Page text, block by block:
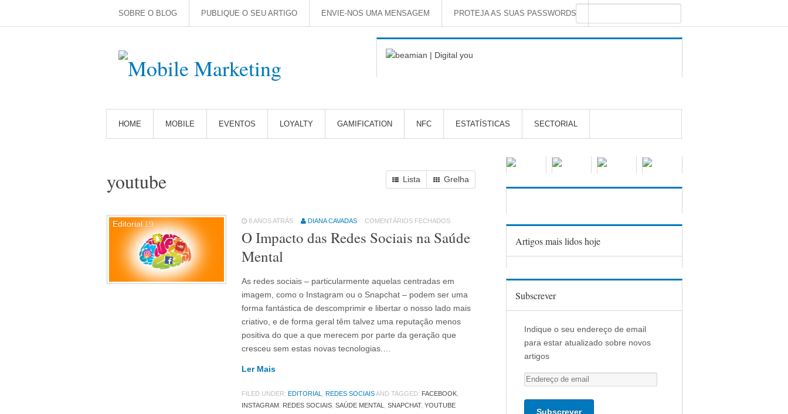
SOBRE O BLOG PUBLIQUE O SEU ARTIGO ENVIE-NOS UMA MENSAGEM PROTEJA AS SUAS PASSWORDS
HOME MOBILE EVENTOS LOYALTY GAMIFICATION NFC ESTATÍSTICAS SECTORIAL
youtube Lista Grelha
Editorial19 8 ANOS ATRÁS DIANA CAVADAS COMENTÁRIOS FECHADOS
O Impacto das Redes Sociais na Saúde
Mental
As redes sociais – particularmente aquelas centradas em
imagem, como o Instagram ou o Snapchat – podem ser uma
forma fantástica de descomprimir e libertar o nosso lado mais
criativo, e de forma geral têm talvez uma reputação menos
positiva do que a que merecem por parte da geração que
cresceu sem estas novas tecnologias.…
Ler Mais
FILED UNDER: EDITORIAL REDES SOCIAISAND TAGGED: FACEBOOK
INSTAGRAM REDES SOCIAIS SAÚDE MENTAL SNAPCHAT, YOUTUBE
Artigos mais lidos hoje
Subscrever
Indique o seu endereço de email
para estar atualizado sobre novos
artigos
E
n
d